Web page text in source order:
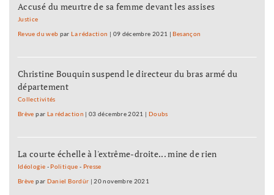
Accusé du meurtre de sa femme devant les assises
Justice
Revue du web par La rédaction 09 décembre 2021 Besançon
Christine Bouquin suspend le directeur du bras armé du
département
Collectivités
Brève par La rédaction |03 décembre 2021 Doubs
La courte échelle à l'extrême-droite... mine de rien
Idéologie - Politique - Presse
Brève par Daniel Bordür |20 novembre 2021